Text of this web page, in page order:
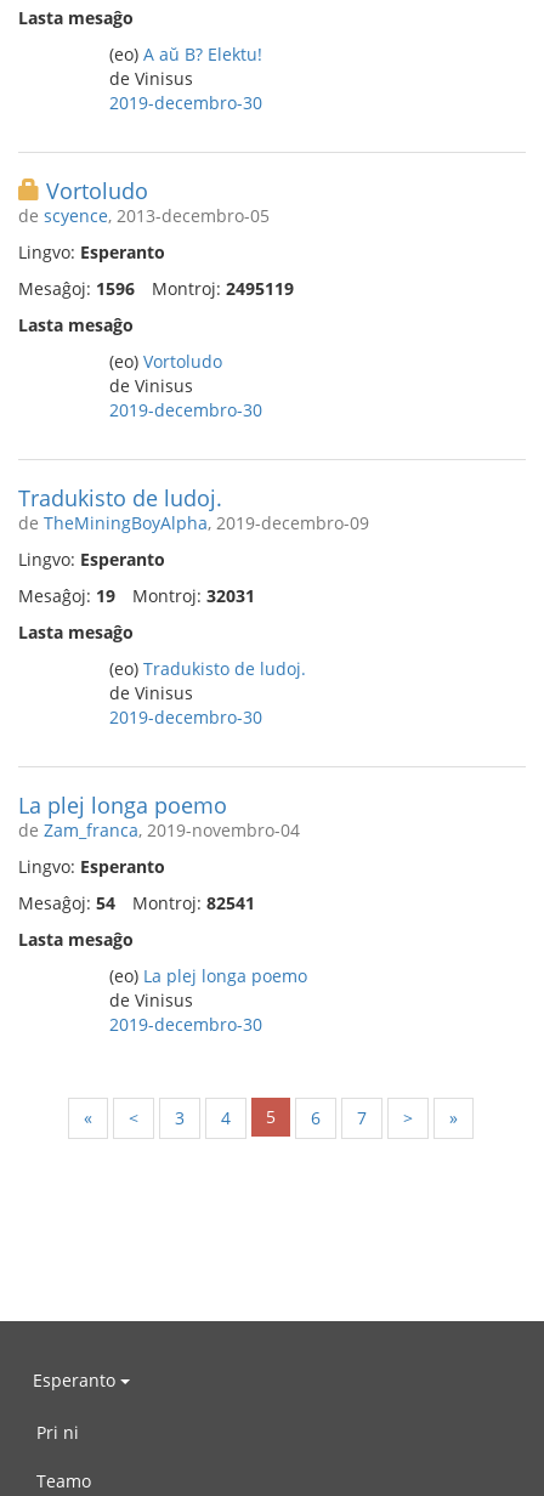
Lasta mesaĝo
(eo) A aŭ B? Elektu!
de Vinisus
2019-decembro-30
Vortoludo
de scyence, 2013-decembro-05
Lingvo: Esperanto
Mesaĝoj: 1596 Montroj: 2495119
Lasta mesaĝo
(eo) Vortoludo
de Vinisus
2019-decembro-30
Tradukisto de ludoj.
de TheMiningBoyAlpha, 2019-decembro-09
Lingvo: Esperanto
Mesaĝoj: 19 Montroj: 32031
Lasta mesaĝo
(eo) Tradukisto de ludoj.
de Vinisus
2019-decembro-30
La plej longa poemo
de Zam_franca, 2019-novembro-04
Lingvo: Esperanto
Mesaĝoj: 54 Montroj: 82541
Lasta mesaĝo
(eo) La plej longa poemo
de Vinisus
2019-decembro-30
« < 3 4 5 6 7 > »
Esperanto
Pri ni
Teamo